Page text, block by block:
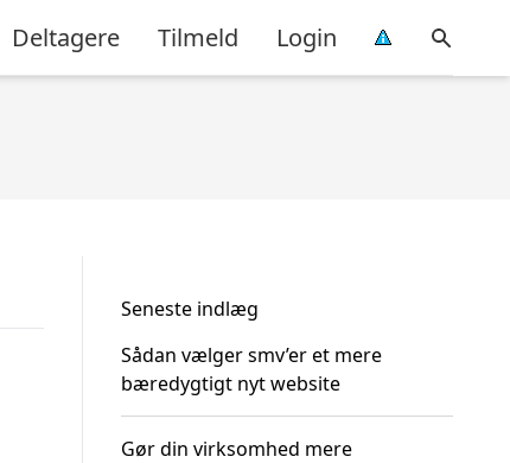
Deltagere Tilmeld Login
Seneste indlæg
Sådan vælger smv’er et mere
bæredygtigt nyt website
Gør din virksomhed mere